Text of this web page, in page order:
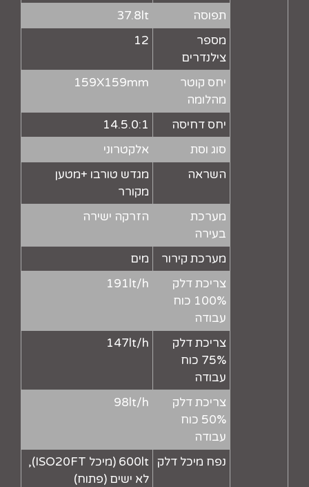
תפוסה
37.8lt
מספר
צילנדרים
12
יחס קוטר
מהלומה
159X159mm
יחס דחיסה
14.5.0:1
סוג וסת
אלקטרוני
השראה
מגדש טורבו +מטען
מקורר
מערכת
בעירה
הזרקה ישירה
מערכת קירור
מים
צריכת דלק
100% כוח
עבודה
191lt/h
צריכת דלק
75% כוח
עבודה
147lt/h
צריכת דלק
50% כוח
עבודה
98lt/h
נפח מיכל דלק
600lt (מיכל ISO20FT),
לא ישים (פתוח)